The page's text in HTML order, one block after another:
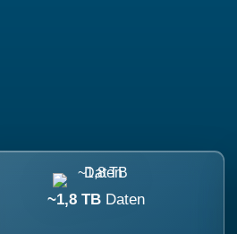
~1,8 TB Daten